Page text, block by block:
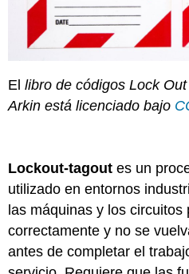
Ellibro de códigos Lock
Arkin está licenciado bajo
Lockout-tagout es un
utilizado en entornos
las máquinas y los circuitos
correctamente y no se
antes de completar el